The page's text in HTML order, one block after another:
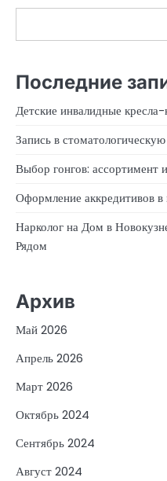
Последние
Детские инвалидные
Запись в
Выбор гонгов: ассортимент
Оформление аккредитивов
Нарколог на Дом в
Рядом
Архив
Май 2026
Апрель 2026
Март 2026
Октябрь 2024
Сентябрь 2024
Август 2024